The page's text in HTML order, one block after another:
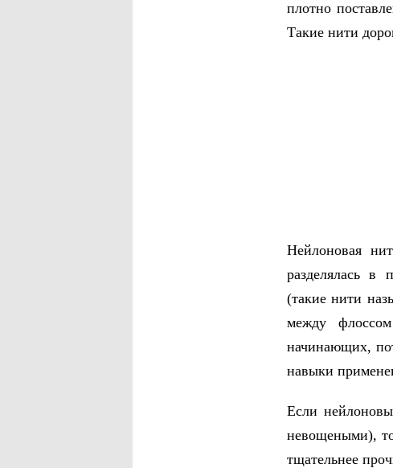
плотно
Такие нити
Нейлоновая
разделялась в
(такие нити
между
начинающих,
навыки
Если
невощеными), то
тщательнее